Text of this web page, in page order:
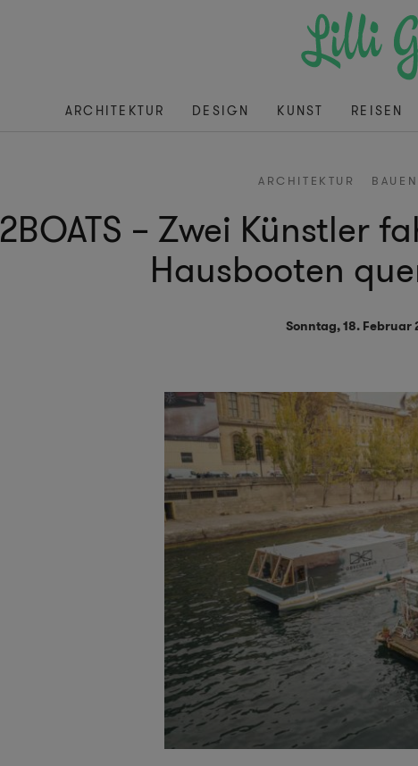
ARCHITEKTUR DESIGN KUNST REISEN
ARCHITEKTUR BAUEN
2BOATS – Zwei Künstler
Hausbooten
Sonntag, 18. Februar